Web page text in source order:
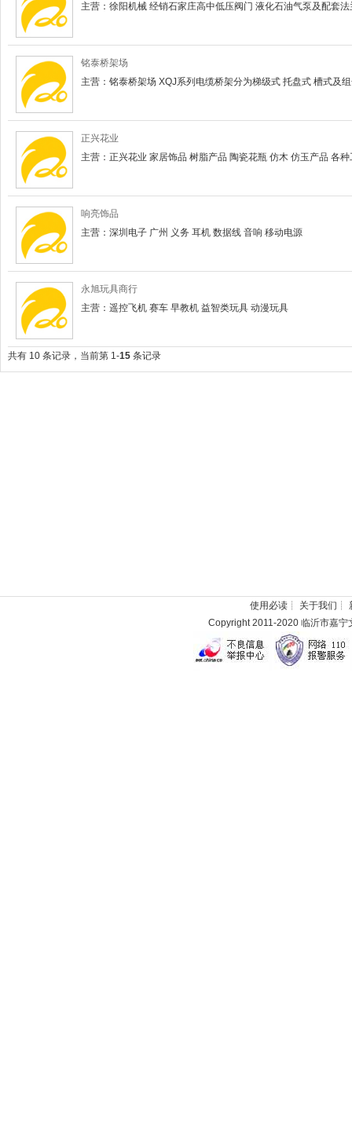
主营：徐阳机械 经销石家庄高中低压阀门 液化石油气泵及配套法
铭泰桥架场
主营：铭泰桥架场 XQJ系列电缆桥架分为梯级式 托盘式 槽式及
正兴花业
主营：正兴花业 家居饰品 树脂产品 陶瓷花瓶 仿木 仿玉产品 各种
响亮饰品
主营：深圳电子 广州 义务 耳机 数据线 音响 移动电源
永旭玩具商行
主营：遥控飞机 赛车 早教机 益智类玩具 动漫玩具
共有 10 条记录，当前第 1-15 条记录
使用必读┊ 关于我们 ┊
Copyright 2011-2020 临沂市嘉